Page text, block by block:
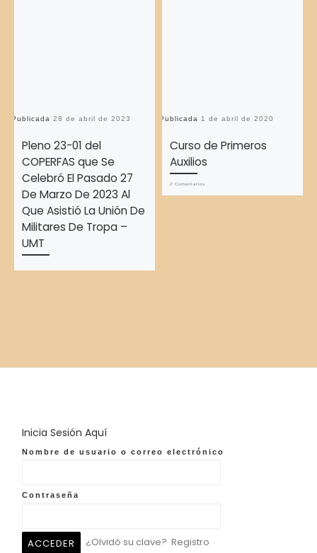
Publicada28 de abril de 2023
Pleno 23-01 del
COPERFAS que Se
Celebró El Pasado 27
De Marzo De 2023 Al
Que Asistió La Unión De
Militares De Tropa –
UMT
Publicada 1 de abril de 2020
Curso de Primeros
Auxilios
2 Comentarios
Inicia Sesión Aquí
Nombre de usuario o correo electrónico
Contraseña
¿Olvidó su clave? Registro